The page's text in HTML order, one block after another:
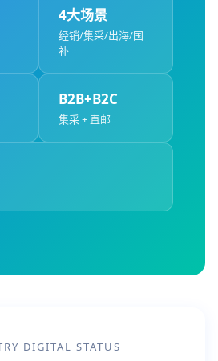
4大场景
经销/集采/出海/国
补
B2B+B2C
集采 + 直邮
DIGITAL STATUS